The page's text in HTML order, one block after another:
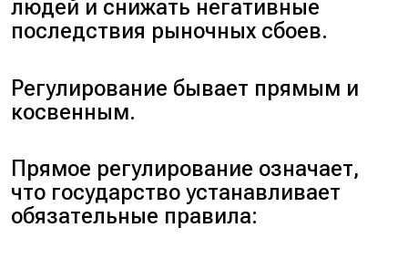
людей и снижать негативные
последствия рыночных сбоев.
Регулирование бывает прямым и
косвенным.
Прямое регулирование означает,
что государство устанавливает
обязательные правила: